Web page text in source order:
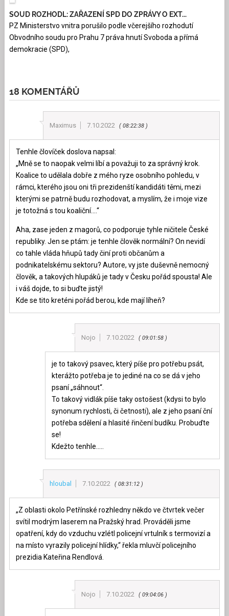
SOUD ROZHODL: ZAŘAZENÍ SPD DO ZPRÁVY O EXT...
PZ Ministerstvo vnitra porušilo podle včerejšího rozhodutí
Obvodního soudu pro Prahu 7 práva hnutí Svoboda a přímá
demokracie (SPD),
18 KOMENTÁŘŮ
Maximus 7.10.2022 08:22:38
Tenhle človíček doslova napsal:
„Mně se to naopak velmi líbí a považuji to za správný krok.
Koalice to udělala dobře z mého ryze osobního pohledu, v
rámci, kterého jsou oni tři prezidenští kandidáti těmi, mezi
kterými se patrně budu rozhodovat, a myslím, že i moje vize
je totožná s tou koaliční….“
Aha, zase jeden z magorů, co podporuje tyhle ničitele České
republiky. Jen se ptám: je tenhle člověk normální? On nevidí
co tahle vláda hňupů tady činí proti občanům a
podnikatelskému sektoru? Autore, vy jste duševně nemocný
člověk, a takových hlupáků je tady v Česku pořád spousta! Ale
i váš dojde, to si buďte jistý!
Kde se tito kreténi pořád berou, kde mají líheň?
Nojo 7.10.2022 09:01:58
je to takový psavec, který píše pro potřebu psát,
kterážto potřeba je to jediné na co se dá v jeho
psaní „sáhnout“.
To takový vidlák píše taky ostošest (kdysi to bylo
synonum rychlosti, či četnosti), ale z jeho psaní ční
potřeba sdělení a hlasité řinčení budíku. Probuďte
se!
Kdežto tenhle…..
hloubal 7.10.2022 08:31:12
„Z oblasti okolo Petřínské rozhledny někdo ve čtvrtek večer
svítil modrým laserem na Pražský hrad. Prováděli jsme
opatření, kdy do vzduchu vzlétl policejní vrtulník s termovizí a
na místo vyrazily policejní hlídky,“ řekla mluvčí policejního
prezidia Kateřina Rendlová.
Nojo 7.10.2022 09:04:06